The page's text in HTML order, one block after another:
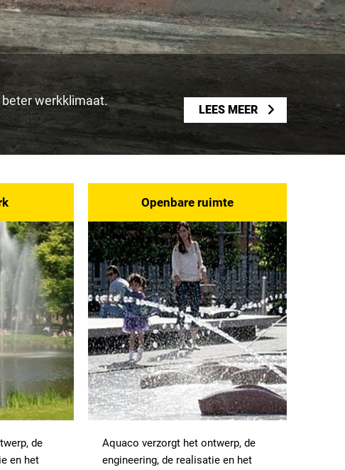
werkklimaat.
LEES MEER
LEES MEER
de
en het
Openbare ruimte
Aquaco verzorgt het ontwerp, de
engineering, de realisatie en het